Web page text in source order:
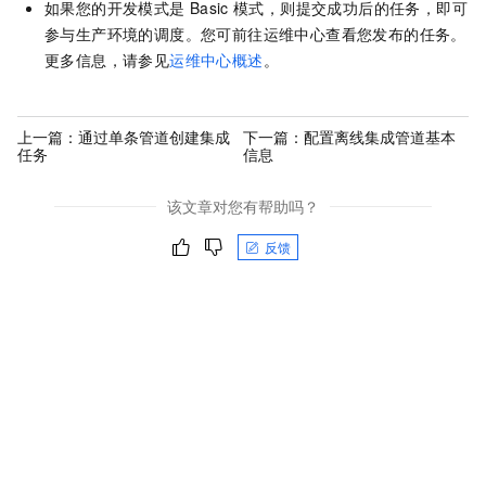
如果您的开发模式是 Basic 模式，则提交成功后的任务，即可
参与生产环境的调度。您可前往运维中心查看您发布的任务。
更多信息，请参见运维中心概述。
上一篇： 通过单条管道创建集成
任务
下一篇： 配置离线集成管道基本
信息
该文章对您有帮助吗？
反馈